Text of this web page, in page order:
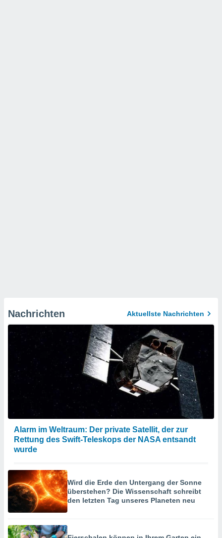
Nachrichten Aktuellste Nachrichten
Alarm im Weltraum: Der private Satellit, der zur
Rettung des Swift-Teleskops der NASA entsandt
wurde
Wird die Erde den Untergang der Sonne
überstehen? Die Wissenschaft schreibt
den letzten Tag unseres Planeten neu